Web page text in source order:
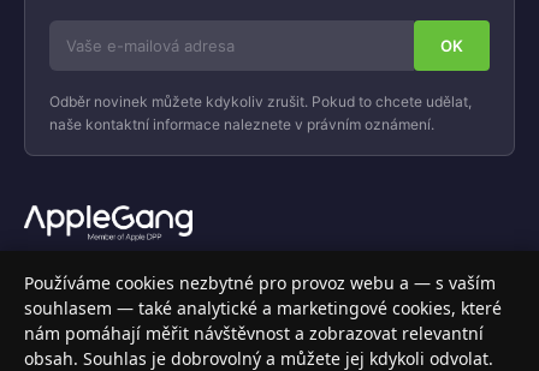
Odběr novinek můžete kdykoliv zrušit. Pokud to chcete udělat,
naše kontaktní informace naleznete v právním oznámení.
Váš specializovaný obchod s Apple produkty, příslušenstvím a
elektronikou. Nakupujte bezpečně a s jistotou.
INFORMACE
Používáme cookies nezbytné pro provoz webu a — s vaším
souhlasem — také analytické a marketingové cookies, které
nám pomáhají měřit návštěvnost a zobrazovat relevantní
obsah. Souhlas je dobrovolný a můžete jej kdykoli odvolat.